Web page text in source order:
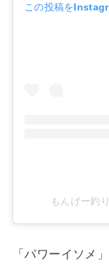
この投稿を
もんげー釣
「パワーイソメ